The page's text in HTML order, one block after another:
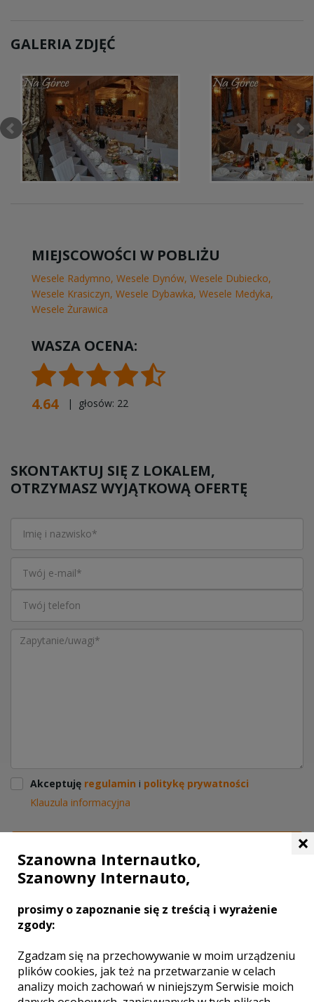
GALERIA ZDJĘĆ
MIEJSCOWOŚCI W POBLIŻU
Wesele Radymno, Wesele Dynów, Wesele Dubiecko,
Wesele Krasiczyn, Wesele Dybawka, Wesele Medyka,
Wesele Żurawica
WASZA OCENA:
4.64 | głosów: 22
SKONTAKTUJ SIĘ Z LOKALEM,
OTRZYMASZ WYJĄTKOWĄ OFERTĘ
Akceptuję regulamin i politykę prywatności
Klauzula informacyjna
×
Szanowna Internautko,
Szanowny Internauto,
prosimy o zapoznanie się z treścią i wyrażenie
zgody:
Zgadzam się na przechowywanie w moim urządzeniu
plików cookies, jak też na przetwarzanie w celach
analizy moich zachowań w niniejszym Serwisie moich